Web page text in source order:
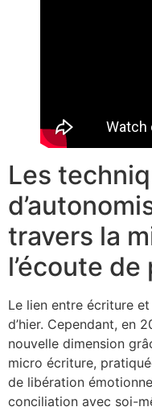
Les
travers la
l’écoute
Le lien entre écriture
d’hier. Cependant, en
nouvelle dimension
micro écriture,
de libération
conciliation avec soi-